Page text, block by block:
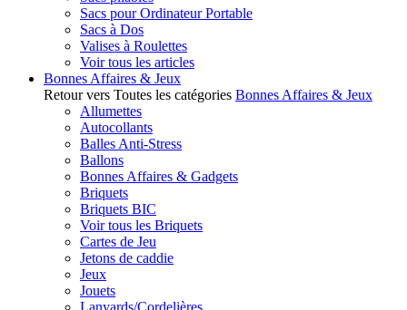
Sacs pour Ordinateur Portable
Sacs à Dos
Valises à Roulettes
Voir tous les articles
Bonnes Affaires & Jeux
Retour vers Toutes les catégories Bonnes Affaires & Jeux
Allumettes
Autocollants
Balles Anti-Stress
Ballons
Bonnes Affaires & Gadgets
Briquets
Briquets BIC
Voir tous les Briquets
Cartes de Jeu
Jetons de caddie
Jeux
Jouets
Lanyards/Cordelières